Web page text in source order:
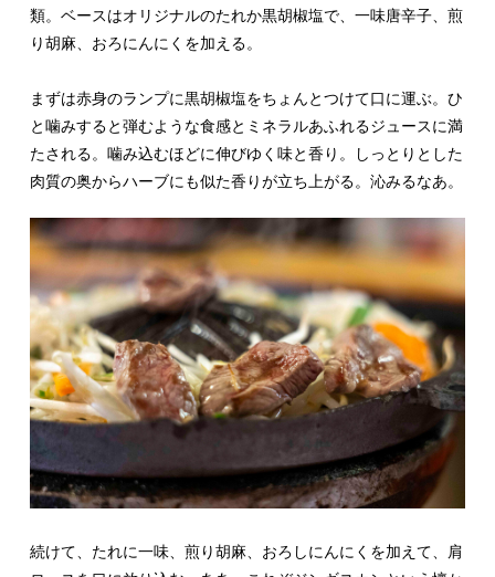
類。ベースはオリジナルのたれか黒胡椒塩で、一味唐辛子、 煎
り胡麻、おろにんにくを加える。
まずは赤身のランプに黒胡椒塩をちょんとつけて口に運ぶ。ひ
と噛みすると弾むような食感とミネラルあふれるジュースに満
たされる。噛み込むほどに伸びゆく味と香り。しっとりとした
肉質の奥からハーブにも似た香りが立ち上がる。沁みるなあ。
続けて、たれに一味、 煎り胡麻、 おろしにんにくを加えて、肩